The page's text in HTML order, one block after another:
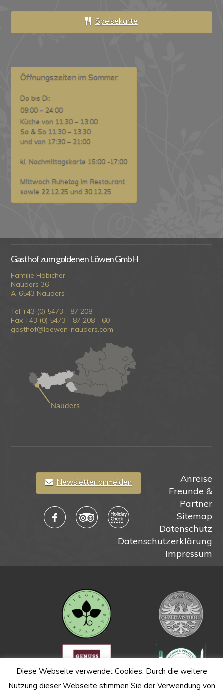
Speisekarte
Öffnungszeiten im Sommer:
Do bis Di:
09:00 – 24:00
Küche von 11:30 – 13:00
Sa & So 11:30 – 13:30
und von 17:30 – 21:00
kl. Nachmittagskarte 15:00 -17:00
Mittwoch Ruhetag im Restaurant
sowie 22.12.25 und 30.12.25
Gasthof zum goldenen Löwen GmbH
Familie Habicher
Nauders 36
A-6543 Nauders
Tel +43 (0) 5473 - 87 208
Fax +43 (0) 5473 - 87 208 - 60
gasthof@loewen-nauders.com
Newsletter anmelden
Anreise
Freunde &
Partner
Sitemap
Datenschutz
Datenschutzerklärung
Impressum
Diese Webseite verwendet Cookies. Durch die weitere
Nutzung dieser Webseite stimmen Sie der Verwendung von